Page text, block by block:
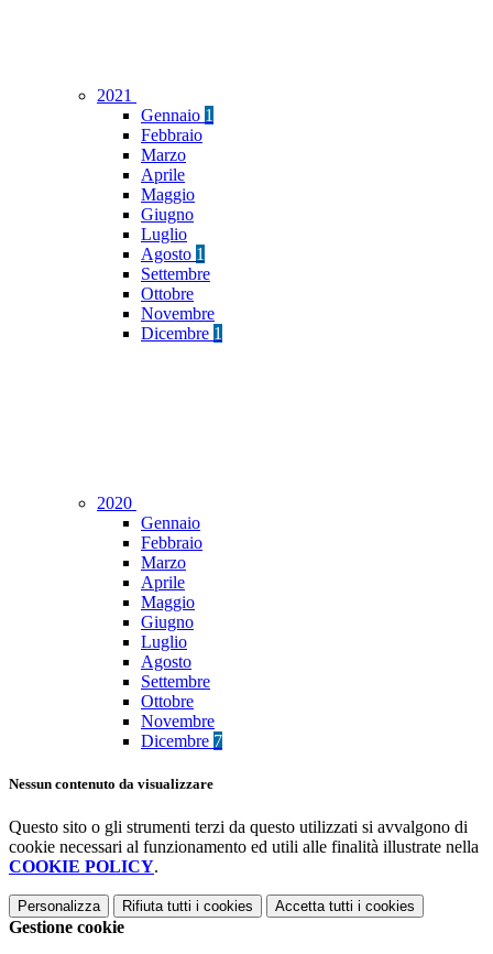
2021
Gennaio 1
Febbraio
Marzo
Aprile
Maggio
Giugno
Luglio
Agosto 1
Settembre
Ottobre
Novembre
Dicembre 1
2020
Gennaio
Febbraio
Marzo
Aprile
Maggio
Giugno
Luglio
Agosto
Settembre
Ottobre
Novembre
Dicembre 7
Nessun contenuto da visualizzare
Questo sito o gli strumenti terzi da questo utilizzati si avvalgono di
cookie necessari al funzionamento ed utili alle finalità illustrate nella
COOKIE POLICY.
Personalizza Rifiuta tutti i cookies Accetta tutti i cookies
Gestione cookie